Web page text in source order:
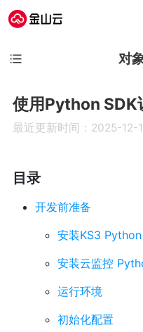
对
使用Python SDK
最近更新时间：2025-12-
目录
开发前准备
安装KS3
安装云监控
运行环境
初始化配置